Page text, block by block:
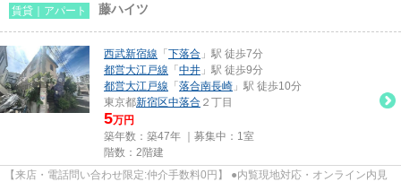
賃貸｜アパート 藤ハイツ
西武新宿線 「 下落合 」駅 徒歩7分
都営大江戸線 「 中井 」駅 徒歩9分
都営大江戸線 「 落合南長崎 」駅 徒歩10分
東京都新宿区中落合 ２丁目
5万円
築年数：築47年 ｜募集中： 1室
階数：2階建
【来店・電話問い合わせ限定:仲介手数料0円】 ●内覧現地対応・オンライン内見